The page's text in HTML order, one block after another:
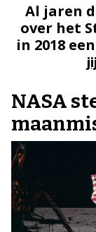
Al jaren
over het
in 2018
NASA